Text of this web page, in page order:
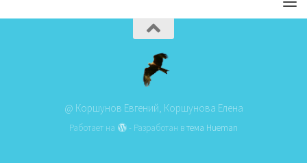
@ Коршунов Евгений, Коршунова Елена
Работает на - Разработан втема Hueman